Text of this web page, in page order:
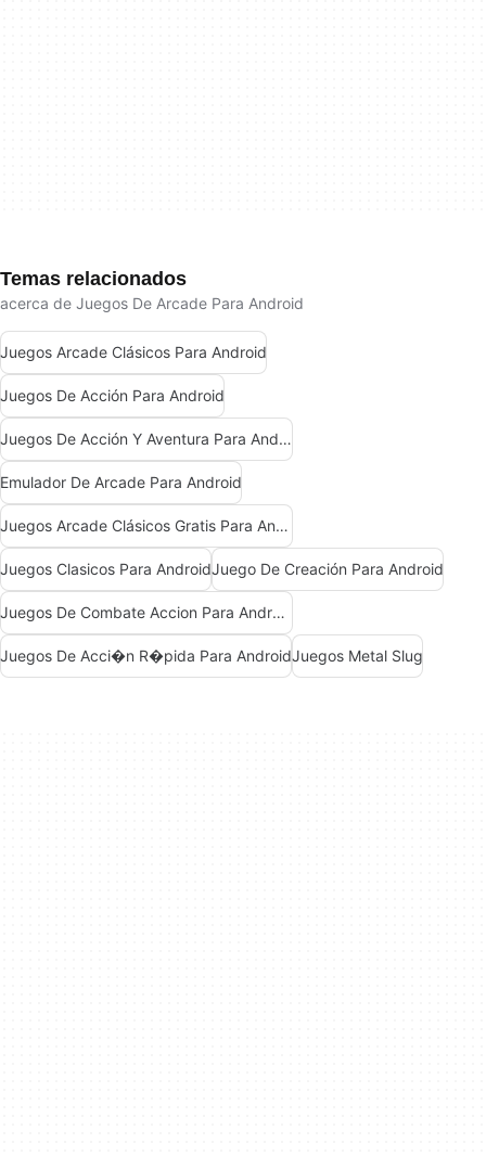
Temas relacionados
acerca de Juegos De Arcade Para Android
Juegos Arcade Clásicos Para Android
Juegos De Acción Para Android
Juegos De Acción Y Aventura Para Android
Emulador De Arcade Para Android
Juegos Arcade Clásicos Gratis Para Android
Juegos Clasicos Para AndroidJuego De Creación Para Android
Juegos De Combate Accion Para Android
Juegos De Acci�n R�pida Para AndroidJuegos Metal Slug